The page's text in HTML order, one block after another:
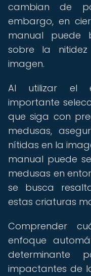
cambian de
embargo, en
manual puede
sobre la
imagen.
Al utilizar el
importante
que siga con
medusas,
nítidas en la
manual puede
medusas en
se busca
estas criaturas
Comprender
enfoque
determinante
impactantes de